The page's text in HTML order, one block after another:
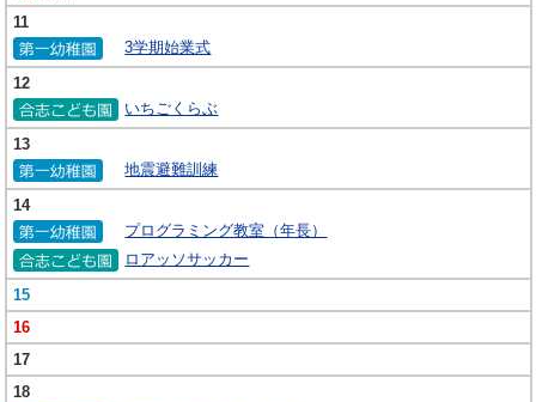
11
3学期始業式
12
いちごくらぶ
13
地震避難訓練
14
プログラミング教室（年長）
ロアッソサッカー
15
16
17
18